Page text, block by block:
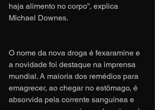
haja alimento no corpo”, explica
Michael Downes.
O nome da nova droga é fexaramine e
a novidade foi destaque na imprensa
mundial. A maioria dos remédios para
emagrecer, ao chegar no estômago, é
absorvida pela corrente sanguínea e